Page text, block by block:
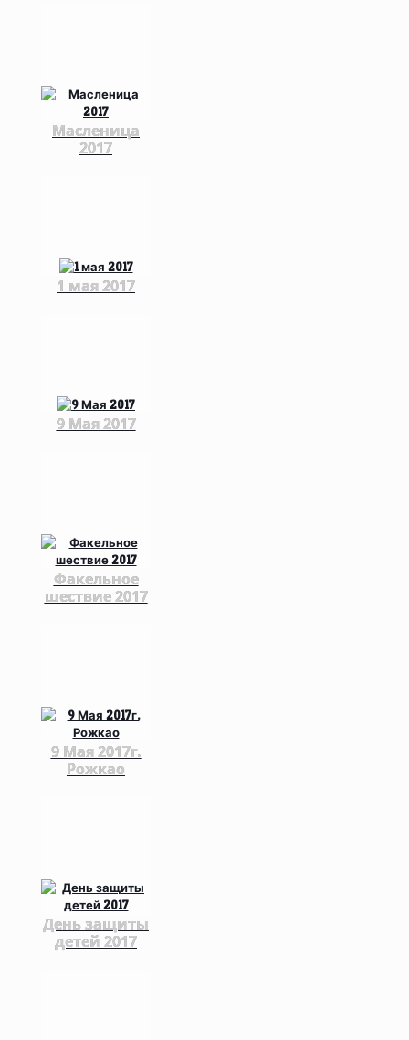
Масленица
2017
1 мая 2017
9 Мая 2017
Факельное
шествие 2017
9 Мая 2017г.
Рожкао
День защиты
детей 2017